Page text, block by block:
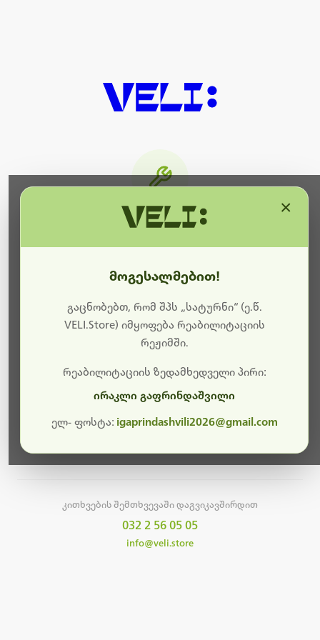
ბოდიშს გიხდით შეფერხებისთვის. ამჟამად
მიმდინარეობს საიტის განახლება და ტექნიკური
სამუშაოები.
მალე ისევ ხელმისაწვდომი იქნება. გმადლობთ
კითხვების შემთხვევაში დაგვიკავშირდით
032 2 56 05 05
info@veli.store
მოგესალმებით!
გაცნობებთ, რომ შპს „სატურნი“ (ე.წ.
VELI.Store) იმყოფება რეაბილიტაციის
რეჟიმში.
რეაბილიტაციის ზედამხედველი პირი:
ირაკლი გაფრინდაშვილი
ელ- ფოსტა: igaprindashvili2026@gmail.com
×